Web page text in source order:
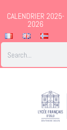
CALENDRIER 2025-
2026